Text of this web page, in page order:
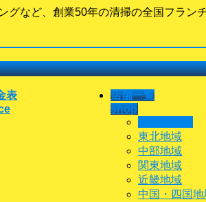
など、創業50年の清掃の全国フラン
表
店舗一覧
shop
東北地域
中部地域
関東地域
近畿地域
中国・四国地